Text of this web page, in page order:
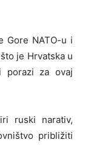
Gore NATO-u i
je Hrvatska u
porazi za ovaj
ruski narativ,
približiti